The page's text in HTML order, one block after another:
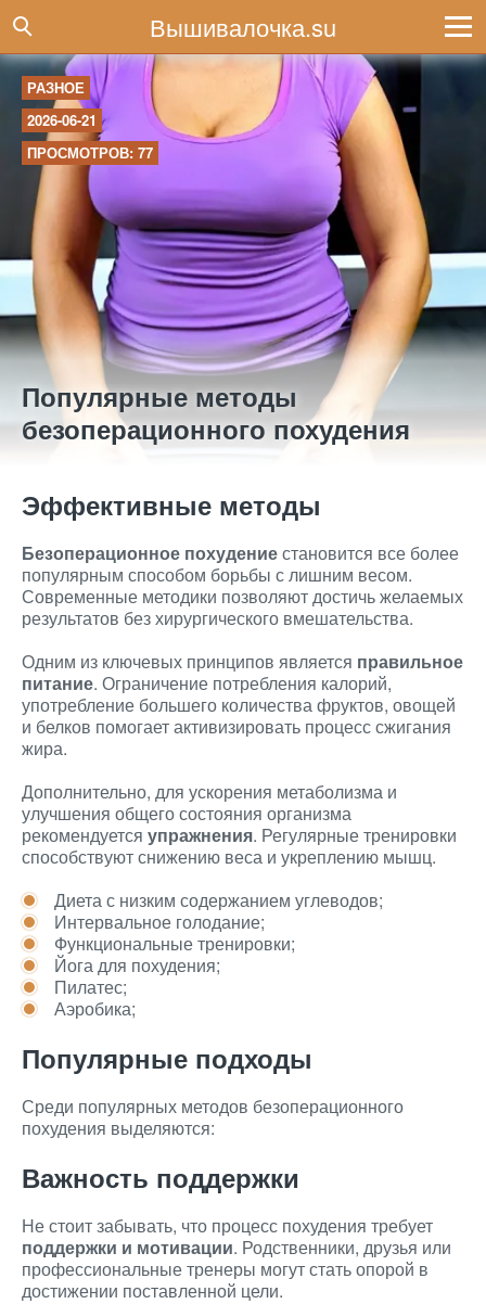
Вышивалочка.su
РАЗНОЕ
2026-06-21
ПРОСМОТРОВ: 77
Популярные методы
безоперационного похудения
Эффективные методы
Безоперационное похудениестановится все более
популярным способом борьбы с лишним весом.
Современные методики позволяют достичь желаемых
результатов без хирургического вмешательства.
Одним из ключевых принципов является правильное
питание. Ограничение потребления калорий,
употребление большего количества фруктов, овощей
и белков помогает активизировать процесс сжигания
жира.
Дополнительно, для ускорения метаболизма и
улучшения общего состояния организма
рекомендуется упражнения. Регулярные тренировки
способствуют снижению веса и укреплению мышц.
Диета с низким содержанием углеводов;
Интервальное голодание;
Функциональные тренировки;
Йога для похудения;
Пилатес;
Аэробика;
Популярные подходы
Среди популярных методов безоперационного
похудения выделяются:
Важность поддержки
Не стоит забывать, что процесс похудения требует
поддержки и мотивации. Родственники, друзья или
профессиональные тренеры могут стать опорой в
достижении поставленной цели.